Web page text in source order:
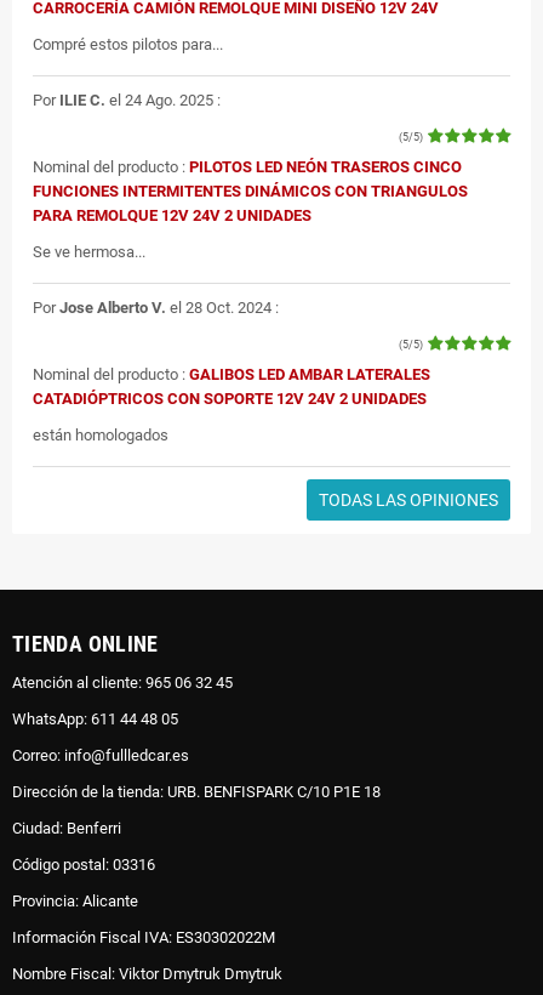
CARROCERÍA CAMIÓN REMOLQUE MINI DISEÑO 12V 24V
Compré estos pilotos para...
Por ILIE C. el 24 Ago. 2025 :
(5/5)
Nominal del producto : PILOTOS LED NEÓN TRASEROS CINCO
FUNCIONES INTERMITENTES DINÁMICOS CON TRIANGULOS
PARA REMOLQUE 12V 24V 2 UNIDADES
Se ve hermosa...
PorJose Alberto V. el 28 Oct. 2024 :
(5/5)
Nominal del producto : GALIBOS LED AMBAR LATERALES
CATADIÓPTRICOS CON SOPORTE 12V 24V 2 UNIDADES
están homologados
TODAS LAS OPINIONES
TIENDA ONLINE
Atención al cliente: 965 06 32 45
WhatsApp: 611 44 48 05
Correo: info@fullledcar.es
Dirección de la tienda: URB. BENFISPARK C/10 P1E 18
Ciudad: Benferri
Código postal: 03316
Provincia: Alicante
Información Fiscal IVA: ES30302022M
Nombre Fiscal: Viktor Dmytruk Dmytruk